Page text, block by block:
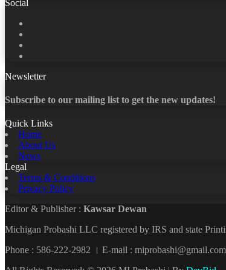
Social
Newsletter
Subscribe to our mailing list to get the new updates!
Quick Links
Home
About Us
News
Legal
Terms & Conditions
Privacy Policy
Editor & Publisher : Kawsar Dewan
Michigan Probashi LLC registered by IRS and state
Phone : 586-222-2982 । E-mail : miprobashi@gmail.com